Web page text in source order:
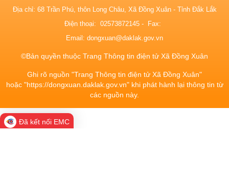
Địa chỉ: 68 Trần Phú, thôn Long Châu, Xã Đồng Xuân - Tỉnh Đắk Lắk
Điện thoại: 02573872145 - Fax:
Email: dongxuan@daklak.gov.vn
©Bản quyền thuộc Trang Thông tin điện tử Xã Đồng Xuân
Ghi rõ nguồn "Trang Thông tin điện tử Xã Đồng Xuân"
hoặc "https://dongxuan.daklak.gov.vn" khi phát hành lại thông tin từ
các nguồn này.
Đã kết nối EMC